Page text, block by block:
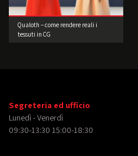
Qualoth – come rendere reali i
tessuti in CG
Segreteria ed ufficio
Lunedì - Venerdì
09:30-13:30 15:00-18:30